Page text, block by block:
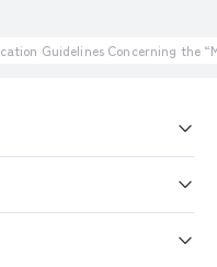
Guidelines Concerning the